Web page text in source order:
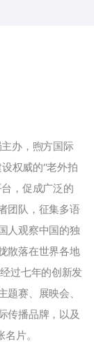
办，煦方国际
权威的“老外拍
，促成广泛的
团队，征集多语
人观察中国的独
散落在世界各地
过七年的创新发
赛、展映会、
传播品牌，以及
片。